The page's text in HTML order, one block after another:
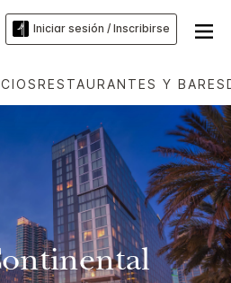
Iniciar sesión / Inscribirse
RESTAURANTES Y BARES